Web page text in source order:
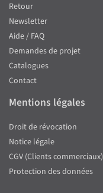
Retour
Newsletter
Aide / FAQ
Demandes de projet
Catalogues
Contact
Mentions légales
Droit de révocation
Notice légale
CGV (Clients commerciaux)
Protection des données